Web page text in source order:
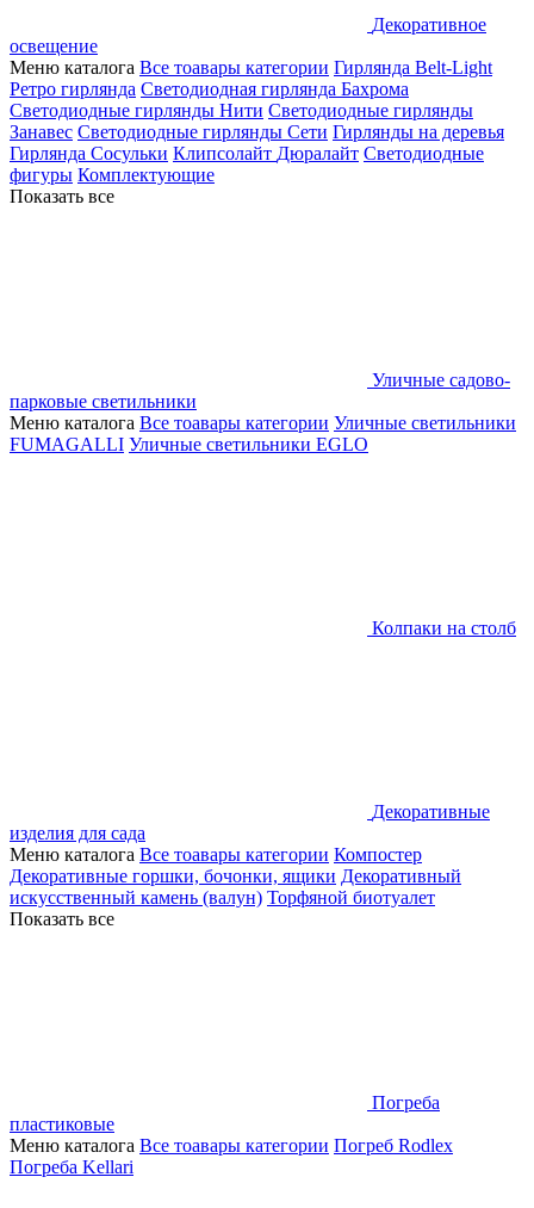
Декоративное
освещение
Меню каталога Все тоавары категории Гирлянда Belt-Light
Ретро гирлянда Светодиодная гирлянда Бахрома
Светодиодные гирлянды Нити Светодиодные гирлянды
Занавес Светодиодные гирлянды Сети Гирлянды на деревья
Гирлянда Сосульки Клипсолайт Дюралайт Светодиодные
фигуры Комплектующие
Показать все
Уличные садово-
парковые светильники
Меню каталога Все тоавары категории Уличные светильники
FUMAGALLI Уличные светильники EGLO
Колпаки на столб
Декоративные
изделия для сада
Меню каталога Все тоавары категории Компостер
Декоративные горшки, бочонки, ящики Декоративный
искусственный камень (валун) Торфяной биотуалет
Показать все
Погреба
пластиковые
Меню каталога Все тоавары категории Погреб Rodlex
Погреба Kellari